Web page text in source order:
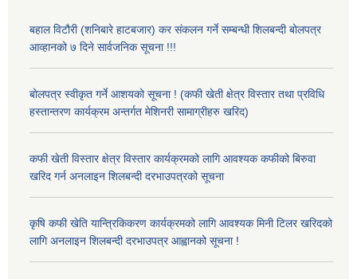
बहाल विटौरी (शनिबारे हाटबजार) कर संकलन गर्ने सम्बन्धी शिलबन्दी बोलपत्र
आव्हानको ७ दिने सार्वजनिक सूचना !!!
बोलपत्र स्वीकृत गर्ने आशयको सूचना ! (कफी खेती क्षेत्र विस्तार तथा प्रविधि
हस्तान्तरण कार्यक्रम अन्तर्गत मेशिनरी सामाग्रीहरु खरिद)
कफी खेती विस्तार क्षेत्र विस्तार कार्यक्रमको लागि आवश्यक कफीको बिरुवा
खरिद गर्न अनलाइन शिलबन्दी दरभाउपत्रको सूचना
कृषि कफी खेति यान्त्रिकिकरण कार्यक्रमको लागि आवश्यक मिनी टिलर खरिदको
लागि अनलाइन शिलबन्दी दरभाउपत्र आह्वानको सूचना !